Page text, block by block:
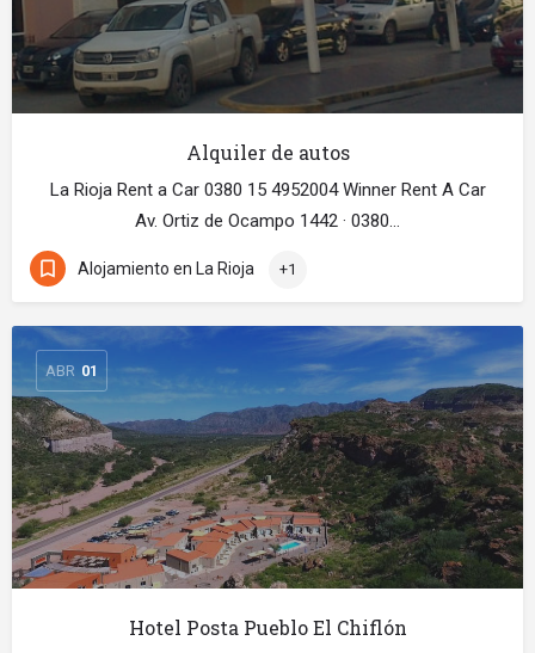
Alquiler de autos
La Rioja Rent a Car 0380 15 4952004 Winner Rent A Car
Av. Ortiz de Ocampo 1442 · 0380…
Alojamiento en La Rioja +1
ABR 01
Hotel Posta Pueblo El Chiflón